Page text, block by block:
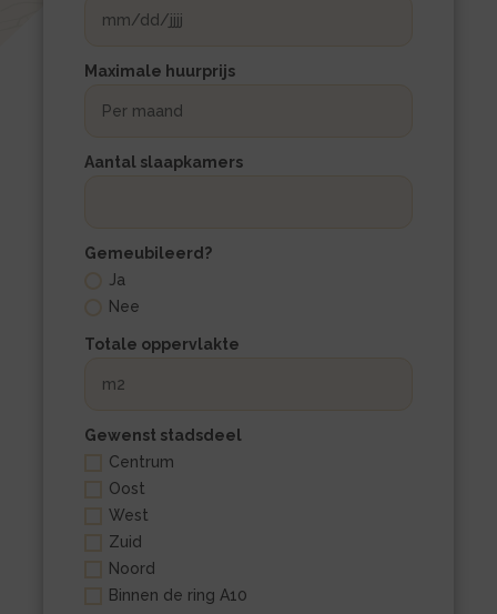
Maximale huurprijs
Aantal slaapkamers
Gemeubileerd?
Ja
Nee
Totale oppervlakte
Gewenst stadsdeel
Centrum
Oost
West
Zuid
Noord
Binnen de ring A10